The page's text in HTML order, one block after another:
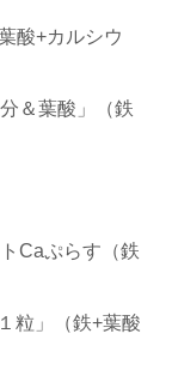
酸+カルシウ
＆葉酸」（鉄
Caぷらす（鉄
粒」（鉄+葉酸